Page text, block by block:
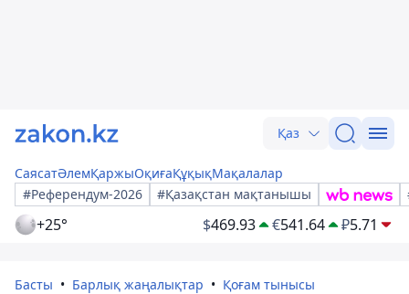
Қаз
СаясатӘлемҚаржыОқиғаҚұқықМақалалар
#Референдум-2026
#Қазақстан мақтанышы
+25° $469.93 €541.64 ₽5.71
Басты Барлық жаңалықтар Қоғам тынысы